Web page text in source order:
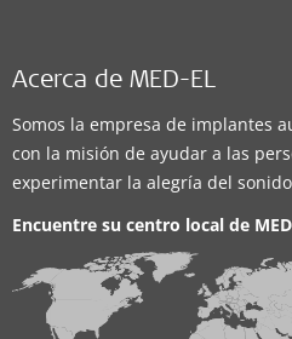
Acerca de MED-EL
Somos la empresa de implantes
con la misión de ayudar a las
experimentar la alegría del
Encuentre su centro local de